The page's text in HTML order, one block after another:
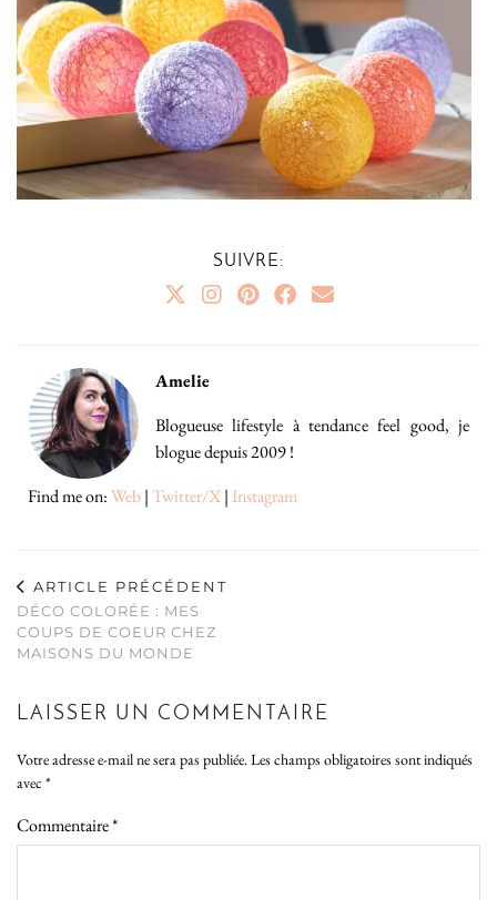
SUIVRE:
Amelie
Blogueuse lifestyle à tendance feel good, je
blogue depuis 2009 !
Find me on:Web|Twitter/X| Instagram
ARTICLE PRÉCÉDENT
DÉCO COLORÉE : MES
COUPS DE COEUR CHEZ
MAISONS DU MONDE
LAISSER UN COMMENTAIRE
Votre adresse e-mail ne sera pas publiée.Les champs obligatoires sont indiqués
avec *
Commentaire*